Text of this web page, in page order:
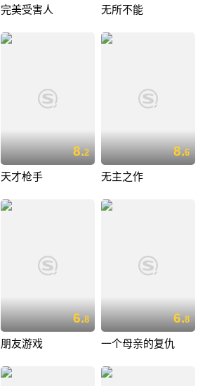
完美受害人 无所不能
8.2
天才枪手
8.6
无主之作
6.8
朋友游戏
6.8
一个母亲的复仇